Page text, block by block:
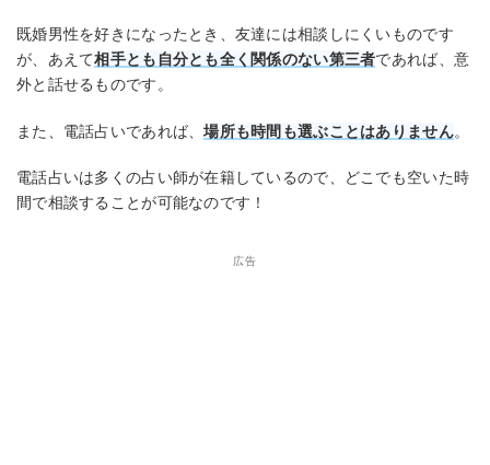
既婚男性を好きになったとき、友達には相談しにくいものです
が、あえて相手とも自分とも全く関係のない第三者であれば、意
外と話せるものです。
また、電話占いであれば、場所も時間も選ぶことはありません。
電話占いは多くの占い師が在籍しているので、どこでも空いた時
間で相談することが可能なのです！
広告